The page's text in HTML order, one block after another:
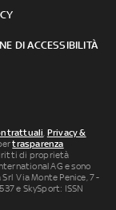
DI ACCESSIBILITÀ
, Privacy &
trasparenza
di proprietà
AG e sono
Via Monte Penice, 7 -
e SkySport: ISSN